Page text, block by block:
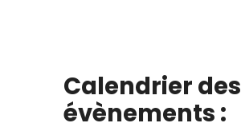
Calendrier des
évènements :